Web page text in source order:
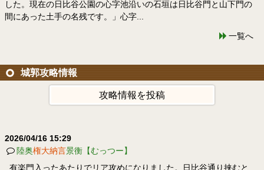
した。現在の日比谷公園の心字池沿いの石垣は日比谷門と山下門の
間にあった土手の名残です。」心字...
一覧へ
城郭攻略情報
攻略情報を投稿
2026/04/16 15:29
陸奥権大納言景衡【むっつー】
有楽門入ったあたりでリア攻めになりました。日比谷通り挟むと